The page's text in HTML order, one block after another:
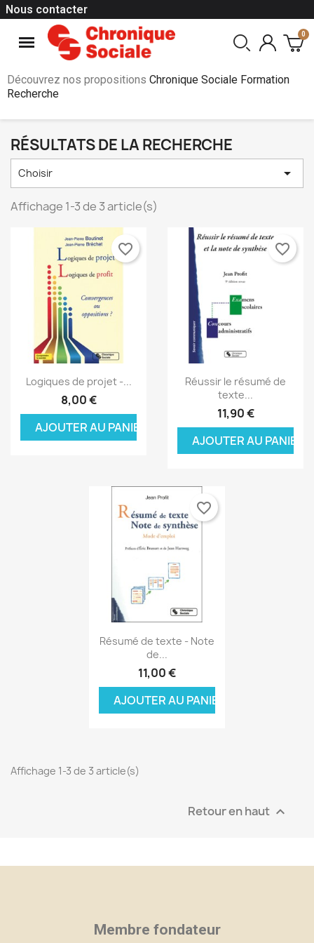
((confirmMessage))
Nous contacter
Découvrez nos propositions Chronique Sociale Formation
Recherche
RÉSULTATS DE LA RECHERCHE
Choisir 
Affichage 1-3 de 3 article(s)
Aperçu rapide
Logiques de projet -...
8,00 €
AJOUTER AU PANIER
favorite_border
Aperçu rapide
Réussir le résumé de
texte...
11,90 €
AJOUTER AU PANIER
favorite_border
Aperçu rapide
Résumé de texte - Note
de...
11,00 €
AJOUTER AU PANIER
favorite_border
Affichage 1-3 de 3 article(s)
Retour en haut 
Membre fondateur